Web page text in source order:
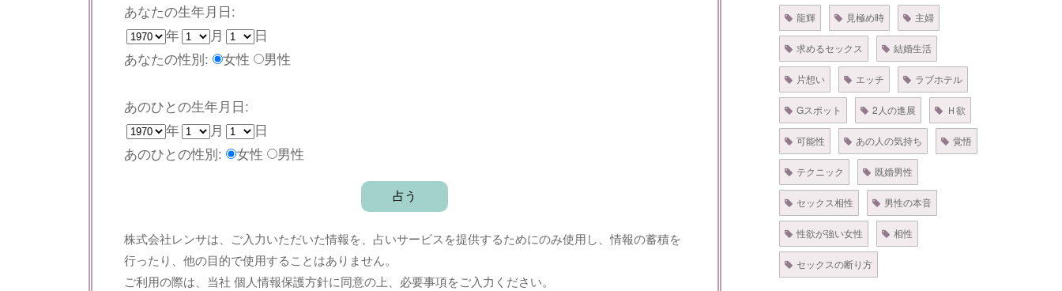
あなたの生年月日:
年
月
日
あなたの性別:
女性 男性
あのひとの生年月日:
年
月
日
あのひとの性別:
女性 男性
株式会社レンサは、ご入力いただいた情報を、占いサービスを提供するためにのみ使用し、情報の蓄積を
行ったり、他の目的で使用することはありません。
ご利用の際は、当社 個人情報保護方針に同意の上、必要事項をご入力ください。
龍輝 見極め時 主婦
求めるセックス 結婚生活
片想い エッチ ラブホテル
Gスポット 2人の進展 Ｈ欲
可能性 あの人の気持ち 覚悟
テクニック 既婚男性
セックス相性 男性の本音
性欲が強い女性 相性
セックスの断り方